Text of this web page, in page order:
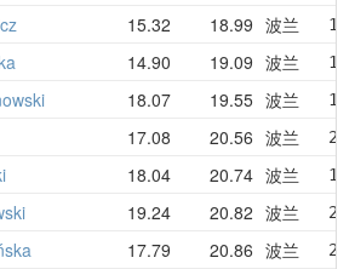
15.32 18.99 波兰
14.90 19.09 波兰
18.07 19.55 波兰
17.08 20.56 波兰
18.04 20.74 波兰
19.24 20.82 波兰
17.79 20.86 波兰